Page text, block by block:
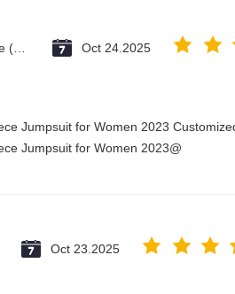
Oct 24.2025
Jumpsuit for Women 2023
Jumpsuit for Women 2023@
Oct 23.2025